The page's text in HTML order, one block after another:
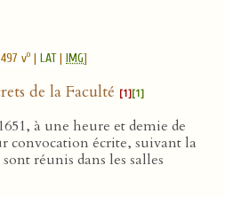
497 vo | LAT| IMG]
de la Faculté [1][1]
, à une heure et demie de
convocation écrite, suivant la
réunis dans les salles